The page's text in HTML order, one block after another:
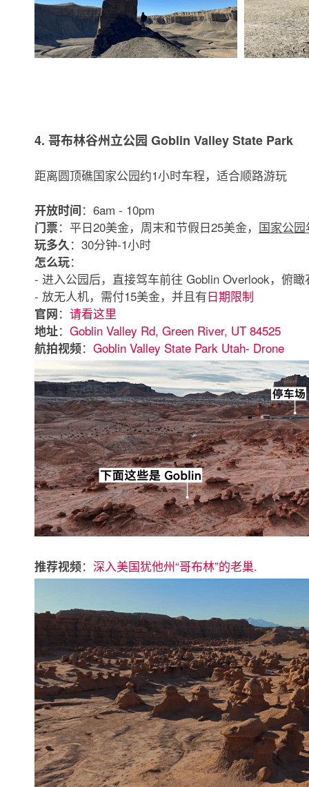
4. 哥布林谷州立公园 Goblin Valley State Park
距离圆顶礁国家公园约1小时车程，适合顺路游玩
开放时间：6am - 10pm
门票：平日20美金，周末和节假日25美金， 国家公
玩多久：30分钟-1小时
怎么玩：
- 进入公园后，直接驾车前往 Goblin Overlook，俯
- 放无人机，需付15美金，并且有日期限制
官网： 请看这里
地址： Goblin Valley Rd, Green River, UT 84525
航拍视频： Goblin Valley State Park Utah- Drone
推荐视频： 深入美国犹他州“哥布林”的老巢.